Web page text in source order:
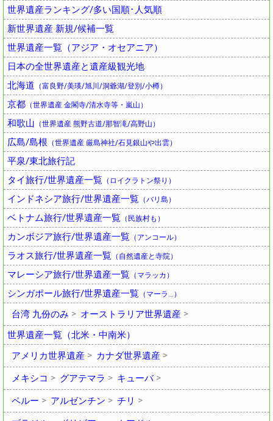
世界遺産ランキング/多い国順･人気順
新世界遺産 新規/候補一覧
世界遺産一覧（アジア・オセアニア）
日本の全世界遺産と遺産級観光地
北海道 （富良野/美瑛/旭川/洞爺湖/登別/小樽）
京都 （世界遺産 金閣寺/清水寺等・嵐山）
和歌山 （世界遺産 熊野古道/那智滝/高野山）
広島/島根 （世界遺産 厳島神社/石見銀山や出雲）
平泉/東北旅行記
タイ旅行/世界遺産一覧 （ロイクラトン祭り）
インドネシア旅行/世界遺産一覧 （バリ島）
ベトナム旅行/世界遺産一覧 （民族村も）
カンボジア旅行/世界遺産一覧 （アンコール）
ラオス旅行/世界遺産一覧 （自然遺産と寺院）
マレーシア旅行/世界遺産一覧 （マラッカ）
シンガポール旅行/世界遺産一覧 （マーラ…）
台湾 九份のみ
オーストラリア世界遺産
世界遺産一覧（北米・中南米）
アメリカ世界遺産
カナダ世界遺産
メキシコ グアテマラ キューバ
ペルー アルゼンチン チリ